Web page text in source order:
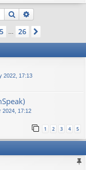
Buscar
5 26
2022, 17:13
2024, 17:12
1 2 3 4 5